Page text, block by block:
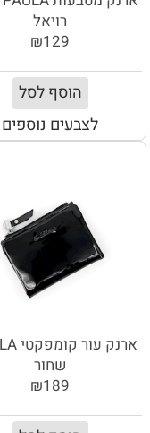
רויאל
₪129
הוסף לסל
לצבעים נוספים
שחור
₪189